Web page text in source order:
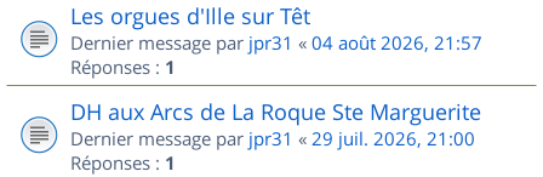
Les orgues d'Ille sur Têt
Dernier message par jpr31 « 04 août 2026, 21:57
Réponses : 1
DH aux Arcs de La Roque Ste Marguerite
Dernier message par jpr31 « 29 juil. 2026, 21:00
Réponses : 1